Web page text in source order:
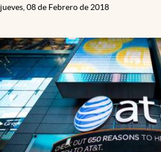
jueves, 08 de Febrero de 2018